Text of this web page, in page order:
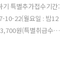
특별추가접수기간:
10-22(월요일 : 밤12
원(특별취급수수